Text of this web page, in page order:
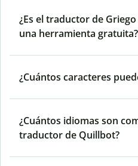
¿Es el traductor de
una herramienta gratuita?
¿Cuántos caracteres
¿Cuántos idiomas son
traductor de Quillbot?